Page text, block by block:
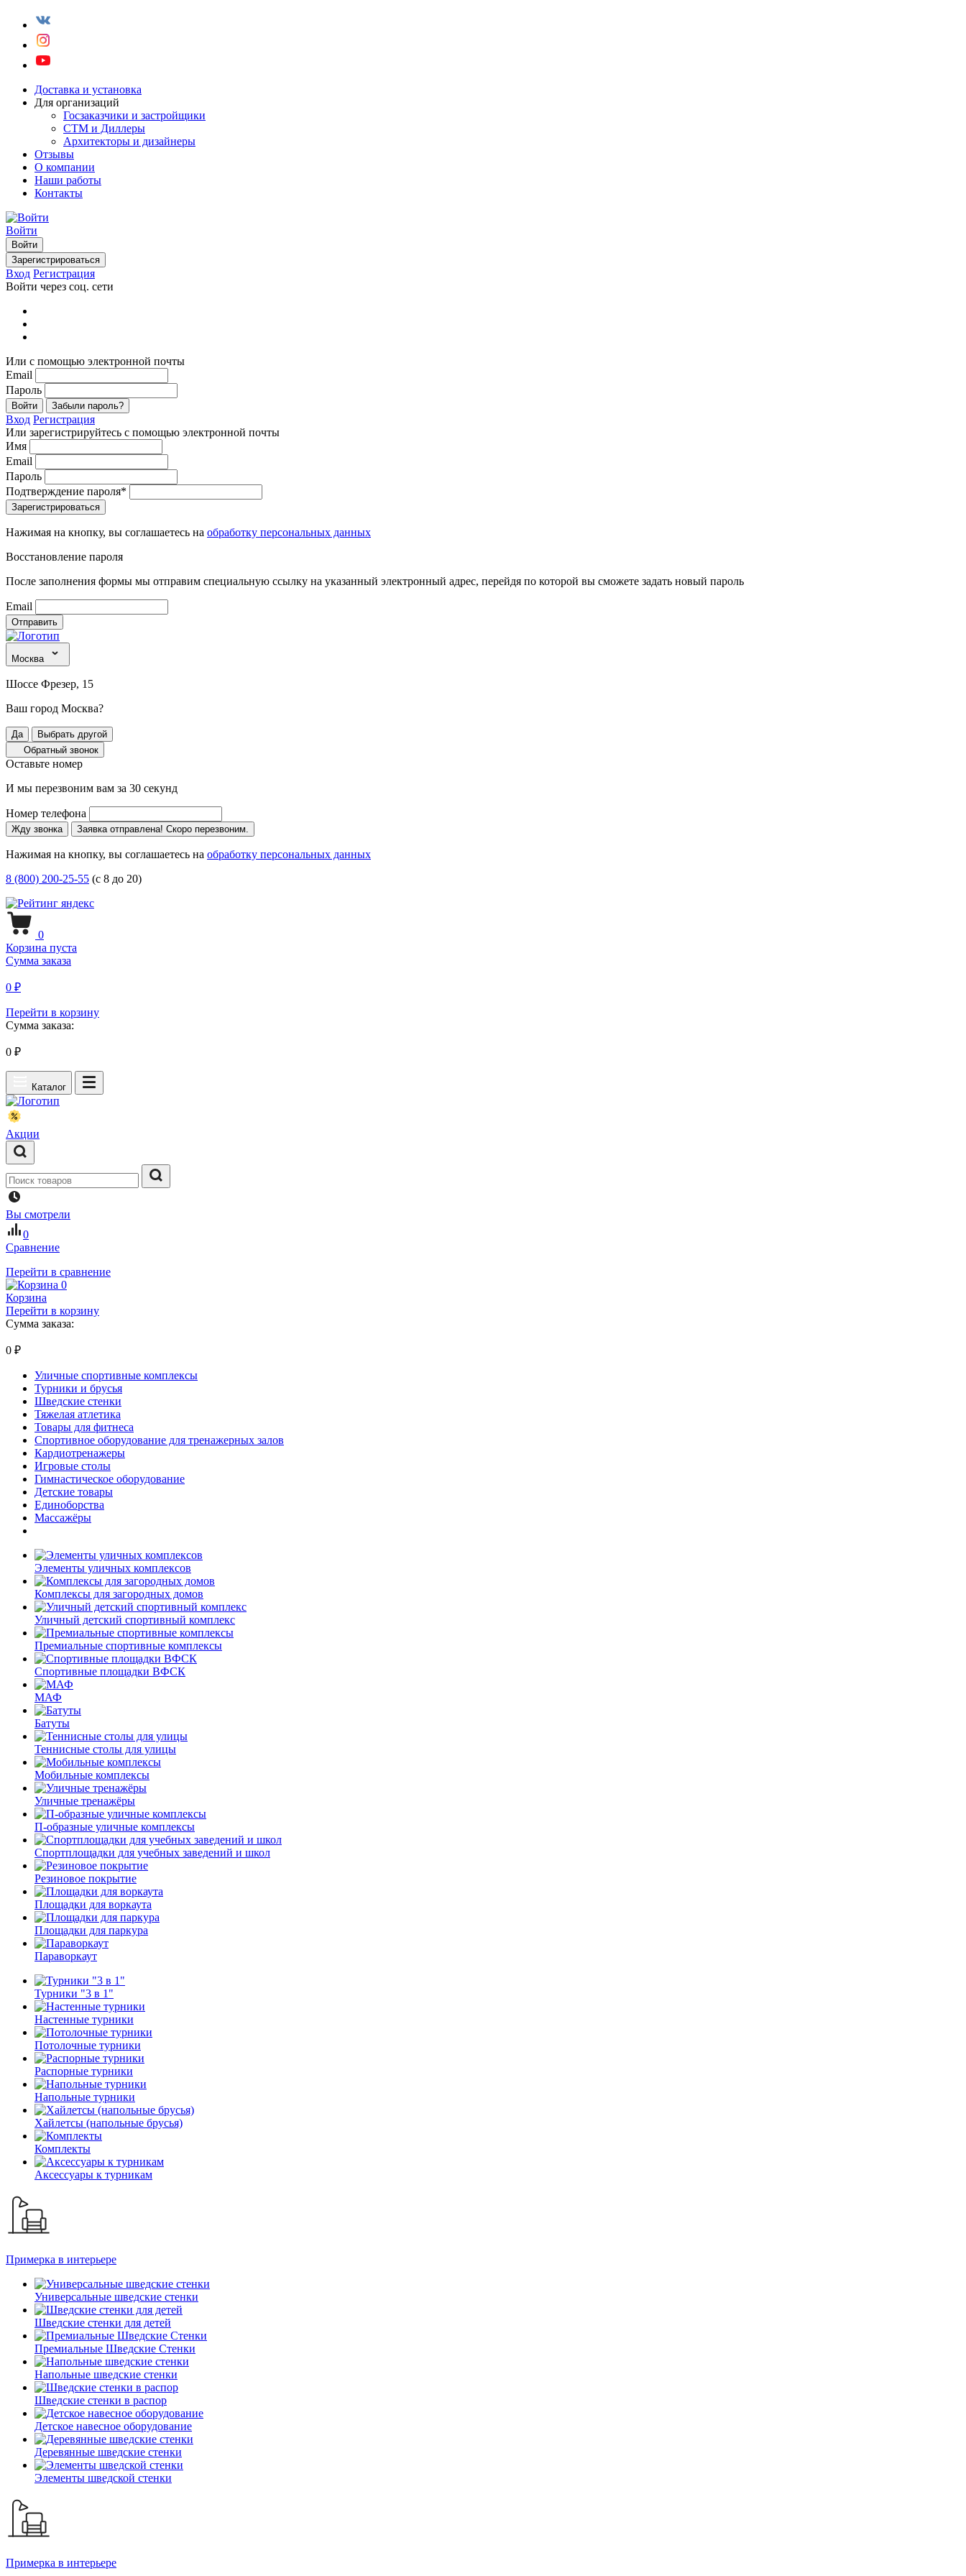
Доставка и установка
Для организаций
Госзаказчики и застройщики
СТМ и Диллеры
Архитекторы и дизайнеры
Отзывы
О компании
Наши работы
Контакты
Войти
Войти
Зарегистрироваться
Вход Регистрация
Войти через соц. сети
Или с помощью электронной почты
Email
Пароль
Войти Забыли пароль?
Вход Регистрация
Или зарегистрируйтесь с помощью электронной почты
Имя
Email
Пароль
Подтверждение пароля*
Зарегистрироваться
Нажимая на кнопку, вы соглашаетесь на обработку персональных данных
Восстановление пароля
После заполнения формы мы отправим специальную ссылку на указанный электронный адрес, перейдя по которой вы сможете задать новый пароль
Email
Отправить
Москва
Шоссе Фрезер, 15
Ваш город Москва?
Да
Выбрать другой
Обратный звонок
Оставьте номер
И мы перезвоним вам за 30 секунд
Номер телефона
Жду звонка Заявка отправлена! Скоро перезвоним.
Нажимая на кнопку, вы соглашаетесь на обработку персональных данных
8 (800) 200-25-55 (с 8 до 20)
0
Корзина пуста
Сумма заказа
0 ₽
Перейти в корзину
Сумма заказа:
0 ₽
Каталог
Акции
Вы смотрели
0
Сравнение
Перейти в сравнение
0
Корзина
Перейти в корзину
Сумма заказа:
0 ₽
Уличные спортивные комплексы
Турники и брусья
Шведские стенки
Тяжелая атлетика
Товары для фитнеса
Спортивное оборудование для тренажерных залов
Кардиотренажеры
Игровые столы
Гимнастическое оборудование
Детские товары
Единоборства
Массажёры
Элементы уличных комплексов
Комплексы для загородных домов
Уличный детский спортивный комплекс
Премиальные спортивные комплексы
Спортивные площадки ВФСК
МАФ
Батуты
Теннисные столы для улицы
Мобильные комплексы
Уличные тренажёры
П-образные уличные комплексы
Спортплощадки для учебных заведений и школ
Резиновое покрытие
Площадки для воркаута
Площадки для паркура
Параворкаут
Турники "3 в 1"
Настенные турники
Потолочные турники
Распорные турники
Напольные турники
Хайлетсы (напольные брусья)
Комплекты
Аксессуары к турникам
Примерка в интерьере
Универсальные шведские стенки
Шведские стенки для детей
Премиальные Шведские Стенки
Напольные шведские стенки
Шведские стенки в распор
Детское навесное оборудование
Деревянные шведские стенки
Элементы шведской стенки
Примерка в интерьере